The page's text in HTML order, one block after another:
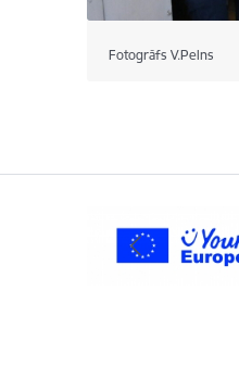
Fotogrāfs V.Pelns